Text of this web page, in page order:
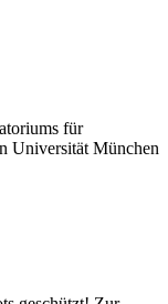
für
Universität München